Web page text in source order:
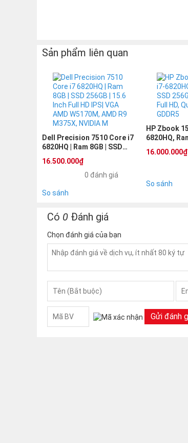
Bảo hành trong các trường hợp do
máy.
QUÝ KHÁCH VUI LÒNG KIỂM TRA
máy nếu quý khách có thắc mắc vui
Sản phẩm liên quan
Dell Precision 7510 Core i7
6820HQ | Ram 8GB | SSD
VGA AMD W5170M, AMD R9
M375X, NVIDIA M
16.500.000₫
0 đánh giá
So sánh
HP Zbook
6820HQ,
Quadro 2GB
16.000.000₫
So sánh
Có 0 Đánh giá
Chọn đánh giá của bạn
Gửi đánh